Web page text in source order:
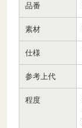
品番
素材
仕様
参考上代
程度